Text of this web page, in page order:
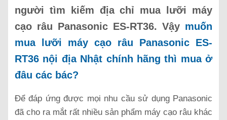
người tìm kiếm địa chỉ mua lưỡi máy
cạo râu Panasonic ES-RT36. Vậy muốn
mua lưỡi máy cạo râu Panasonic ES-
RT36 nội địa Nhật chính hãng thì mua ở
đâu các bác?
Để đáp ứng được mọi nhu cầu sử dụng Panasonic
đã cho ra mắt rất nhiều sản phẩm máy cạo râu khác